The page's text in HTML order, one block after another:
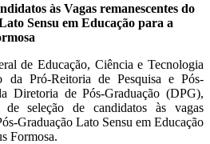
às Vagas remanescentes do
Sensu em Educação para a
de Educação, Ciência e Tecnologia
Pró-Reitoria de Pesquisa e Pós-
Diretoria de Pós-Graduação (DPG),
seleção de candidatos às vagas
Graduação Lato Sensu em Educação
Formosa.